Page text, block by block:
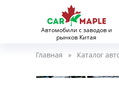
Автомобили с заводов и
рынков Китая
Главная » Каталог